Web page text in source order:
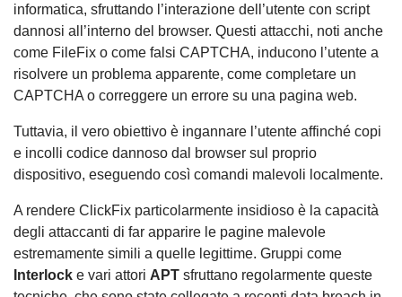
informatica, sfruttando l’interazione dell’utente con script
dannosi all’interno del browser. Questi attacchi, noti anche
come FileFix o come falsi CAPTCHA, inducono l’utente a
risolvere un problema apparente, come completare un
CAPTCHA o correggere un errore su una pagina web.
Tuttavia, il vero obiettivo è ingannare l’utente affinché copi
e incolli codice dannoso dal browser sul proprio
dispositivo, eseguendo così comandi malevoli localmente.
A rendere ClickFix particolarmente insidioso è la capacità
degli attaccanti di far apparire le pagine malevole
estremamente simili a quelle legittime. Gruppi come
Interlock e vari attori APT sfruttano regolarmente queste